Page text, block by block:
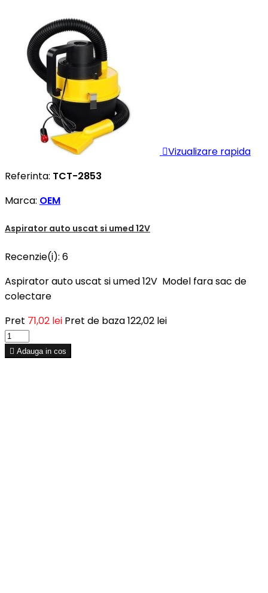
Vizualizare rapida
Referinta: TCT-2853
Marca: OEM
Aspirator auto uscat si umed 12V
Recenzie(i): 6
Aspirator auto uscat si umed 12V Model fara sac de
colectare
Pret 71,02 lei Pret de baza122,02 lei
 Adauga in cos